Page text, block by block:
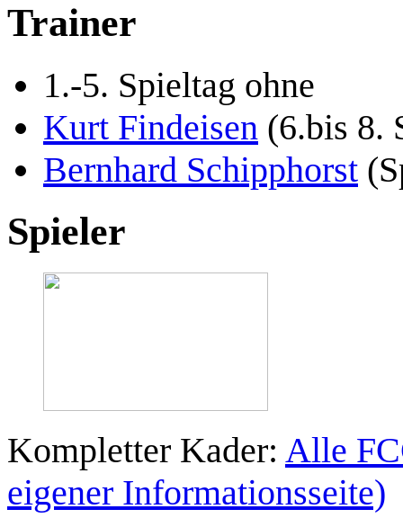
Trainer
1.-5. Spieltag ohne
Kurt Findeisen (6.bis 8.
Bernhard Schipphorst
Spieler
Kompletter Kader: Alle
eigener Informationsseite)